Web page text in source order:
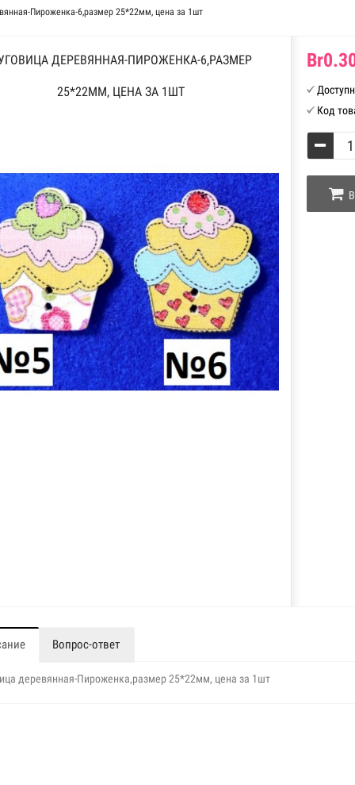
Пироженка-6,размер 25*22мм, цена за 1шт
ДЕРЕВЯННАЯ-ПИРОЖЕНКА-6,РАЗМЕР
25*22ММ, ЦЕНА ЗА 1ШТ
Код
В
Вопрос-ответ
деревянная-Пироженка,размер 25*22мм, цена за 1шт